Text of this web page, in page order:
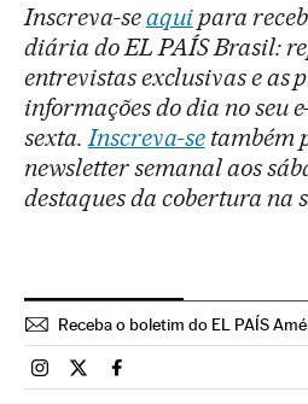
Inscreva-seaquipara
diária do EL PAÍS Brasil:
entrevistas exclusivas e as
informações do dia no seu
sexta.Inscreva-setambém
newsletter semanal aos
destaques da cobertura na
Receba o boletim do EL PAÍS
Brasil El País Brasil en Instagram
Brasil El País Brasil en
Brasil El País Brasil en